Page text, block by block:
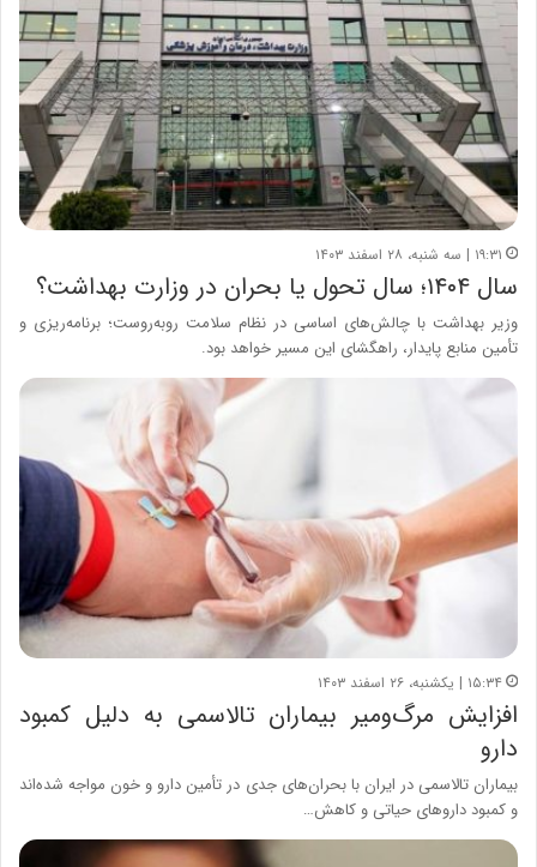
۱۹:۳۱ | سه شنبه، ۲۸ اسفند ۱۴۰۳
سال ۱۴۰۴؛ سال تحول یا بحران در وزارت بهداشت؟
وزیر بهداشت با چالش‌های اساسی در نظام سلامت روبه‌روست؛ برنامه‌ریزی و
تأمین منابع پایدار، راهگشای این مسیر خواهد بود.
۱۵:۳۴ | یکشنبه، ۲۶ اسفند ۱۴۰۳
افزایش مرگ‌ومیر بیماران تالاسمی به دلیل کمبود
دارو
بیماران تالاسمی در ایران با بحران‌های جدی در تأمین دارو و خون مواجه شده‌اند
و کمبود داروهای حیاتی و کاهش…